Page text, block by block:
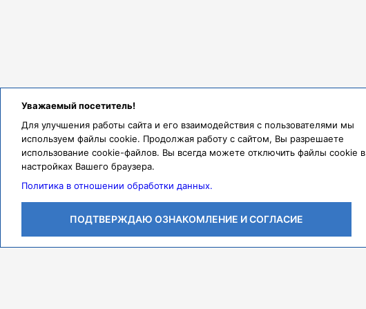
Личный кабинет
Уважаемый посетитель!
Для улучшения работы сайта и его взаимодействия с пользователями мы
используем файлы cookie. Продолжая работу с сайтом, Вы разрешаете
использование cookie-файлов. Вы всегда можете отключить файлы cookie в
настройках Вашего браузера.
Политика в отношении обработки данных.
ПОДТВЕРЖДАЮ ОЗНАКОМЛЕНИЕ И СОГЛАСИЕ